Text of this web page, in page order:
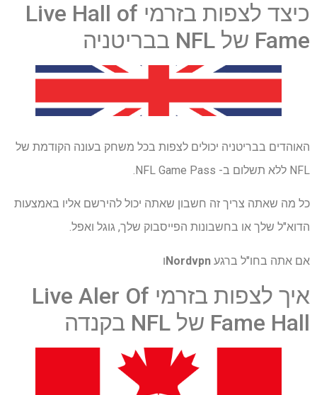
כיצד לצפות בזרמי Live Hall of
Fame של NFL בבריטניה
האוהדים בבריטניה יכולים לצפות בכל משחק בעונה הקודמת של
NFL ללא תשלום ב- NFL Game Pass.
כל מה שאתה צריך זה חשבון שאתה יכול להירשם אליו באמצעות
הדוא"ל שלך או בחשבונות הפייסבוק שלך, גוגל ואפל.
אם אתה בחו"ל ברגע Nordvpnו
איך לצפות בזרמי Live Aler Of
Fame Hall של NFL בקנדה